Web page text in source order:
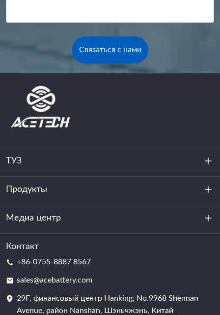
Связаться с нами
ТУЗ
О нас
устойчивость
Продукты
Хранение энергии
Центр обработки данных и серверная комната
Батарейная ячейка
Медиа центр
Новости
Контакт
+86-0755-8887 8567
sales@acebattery.com
29F, финансовый центр Hanking, No.9968 Shennan
Avenue, район Nanshan, Шэньчжэнь, Китай